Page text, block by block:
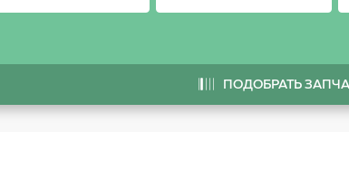
ПОДОБРАТЬ